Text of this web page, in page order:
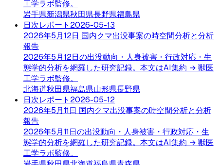
工学ラボ監修。
岩手県新潟県秋田県長野県福島県
日次レポート 2026-05-13
2026年5月12日 国内クマ出没事案の時空間分析と分析
報告
2026年5月12日の出没動向・人身被害・行政対応・生
態学的分析を網羅した研究記録。本文はAI集約 → 獣医
工学ラボ監修。
北海道秋田県福島県山形県長野県
日次レポート 2026-05-12
2026年5月11日 国内クマ出没事案の時空間分析と分析
報告
2026年5月11日の出没動向・人身被害・行政対応・生
態学的分析を網羅した研究記録。本文はAI集約 → 獣医
工学ラボ監修。